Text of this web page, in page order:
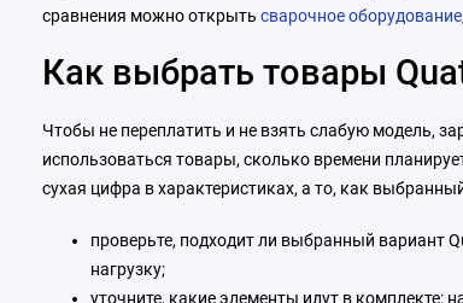
сравнения можно открытьсварочное оборудование
Как выбрать товары
Чтобы не переплатить и не взять слабую модель,
использоваться товары, сколько времени
сухая цифра в характеристиках, а то, как
проверьте, подходит ли выбранный вариант
нагрузку;
уточните, какие элементы идут в комплекте: